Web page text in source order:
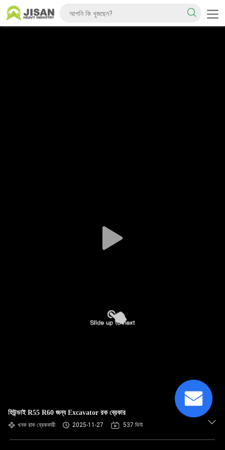
হিউন্ডাই R55 R60 জন্য Excavator রক ব্রেকার
খনক রাক ব্রেককারী 2025-11-27 537 ভিউ